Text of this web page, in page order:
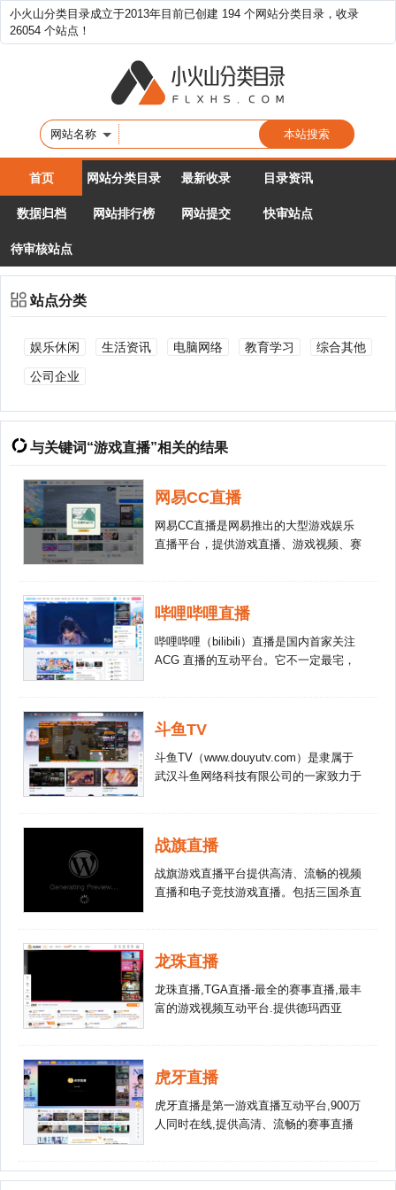
小火山分类目录成立于2013年目前已创建 194 个网站分类目录，收录
26054 个站点！
网站名称
首页 网站分类目录 最新收录 目录资讯
数据归档 网站排行榜 网站提交 快审站点
待审核站点
站点分类
娱乐休闲 生活资讯 电脑网络 教育学习 综合其他
公司企业
与关键词“游戏直播”相关的结果
网易CC直播
网易CC直播是网易推出的大型游戏娱乐
直播平台，提供游戏直播、游戏视频、赛
游戏直播。
哔哩哔哩直播
哔哩哔哩（bilibili）直播是国内首家关注
ACG 直播的互动平台。它不一定最宅，
播。弹幕，礼物，道具，活动多种玩法，
bilibili 直播让您拉进与小伙伴们之间的距
离。
斗鱼TV
斗鱼TV（www.douyutv.com）是隶属于
武汉斗鱼网络科技有限公司的一家致力于
1日起正式更名为斗鱼TV，力图在现有的
基础上稳步提高，做到最好。
战旗直播
战旗游戏直播平台提供高清、流畅的视频
直播和电子竞技游戏直播。包括三国杀直
龙珠直播
龙珠直播,TGA直播-最全的赛事直播,最丰
富的游戏视频互动平台.提供德玛西亚
说、搞笑、攻略、花絮视频,这里是观看
比赛、选手、解说、美女直播和视频的最
佳平台
虎牙直播
虎牙直播是第一游戏直播互动平台,900万
人同时在线,提供高清、流畅的赛事直播
msi、ysl等赛事直播